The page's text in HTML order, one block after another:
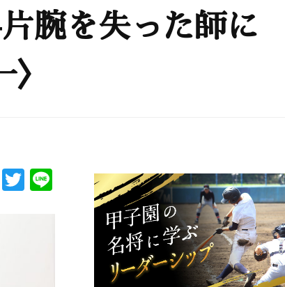
腕を失った師に
F
a
T
w
e